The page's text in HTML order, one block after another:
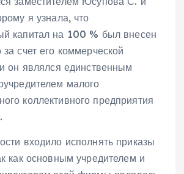
я узнала, что
капитал на 100 % был внесен
счет его коммерческой
он являлся единственным
малого
коллективного предприятия
входило исполнять приказы
как основным учредителем и